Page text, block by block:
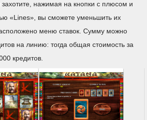
нажимая на кнопки с плюсом и
«Lines», вы сможете уменьшить их
меню ставок. Сумму можно
на линию: тогда общая стоимость за
кредитов.